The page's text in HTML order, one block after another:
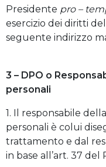
Presidente pro –
esercizio dei diritti
seguente indirizzo
3 – DPO o
personali
1. Il responsabile
personali è colui
trattamento e dal
in base all’art. 37 del